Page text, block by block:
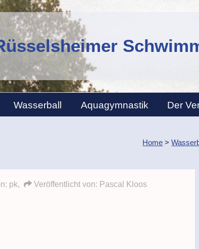
Wasserball Aquagymnastik Der
Home >
pk, Veröffentlicht von: Pascal Kloos